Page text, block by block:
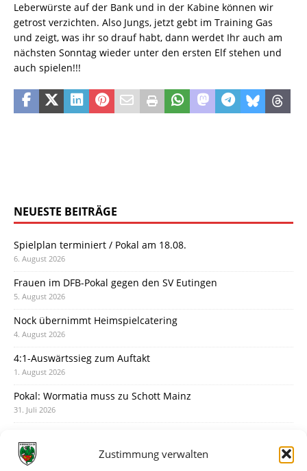
Zustimmung verwalten
Leberwürste auf der Bank und in der Kabine können wir
getrost verzichten. Also Jungs, jetzt gebt im Training Gas
und zeigt, was ihr so drauf habt, dann werdet Ihr auch am
nächsten Sonntag wieder unter den ersten Elf stehen und
auch spielen!!!
NEUESTE BEITRÄGE
Spielplan terminiert / Pokal am 18.08.
6. August 2026
Frauen im DFB-Pokal gegen den SV Eutingen
5. August 2026
Nock übernimmt Heimspielcatering
4. August 2026
4:1-Auswärtssieg zum Auftakt
1. August 2026
Pokal: Wormatia muss zu Schott Mainz
31. Juli 2026
30. Juli 2026